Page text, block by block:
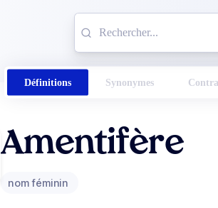
Définitions Synonymes
Amentifère
nom féminin